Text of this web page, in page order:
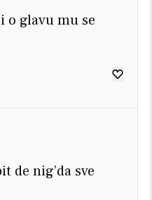
o glavu mu se
de nig’da sve